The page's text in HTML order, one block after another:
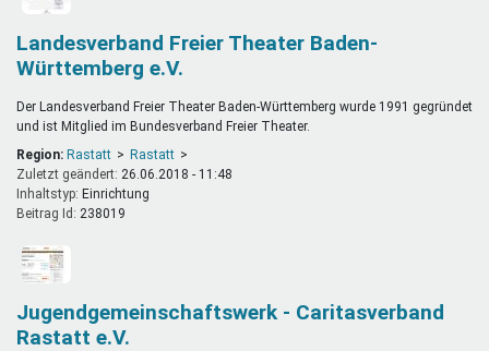
Landesverband Freier Theater Baden-
Württemberg e.V.
Der Landesverband Freier Theater Baden-Württemberg wurde 1991 gegründet
und ist Mitglied im Bundesverband Freier Theater.
Region: Rastatt
Rastatt
Zuletzt geändert: 26.06.2018 - 11:48
Inhaltstyp:
einrichtung
Beitrag Id: 238019
Jugendgemeinschaftswerk - Caritasverband
Rastatt e.V.